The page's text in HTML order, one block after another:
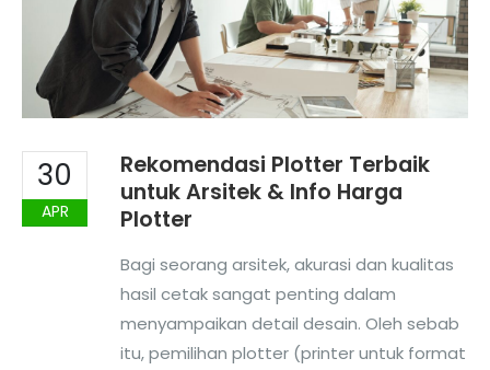
30
APR
Rekomendasi Plotter Terbaik
untuk Arsitek & Info Harga
Plotter
Bagi seorang arsitek, akurasi dan kualitas
hasil cetak sangat penting dalam
menyampaikan detail desain. Oleh sebab
itu, pemilihan plotter (printer untuk format